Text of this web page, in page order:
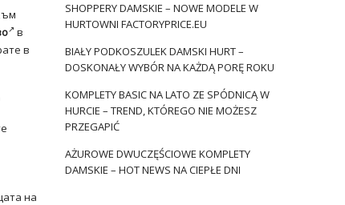
в
в
на
SHOPPERY DAMSKIE – NOWE MODELE W
HURTOWNI FACTORYPRICE.EU
BIAŁY PODKOSZULEK DAMSKI HURT –
DOSKONAŁY WYBÓR NA KAŻDĄ PORĘ ROKU
KOMPLETY BASIC NA LATO ZE SPÓDNICĄ W
HURCIE – TREND, KTÓREGO NIE MOŻESZ
PRZEGAPIĆ
AŻUROWE DWUCZĘŚCIOWE KOMPLETY
DAMSKIE – HOT NEWS NA CIEPŁE DNI